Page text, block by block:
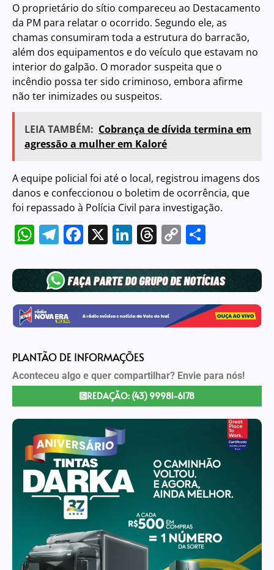
O proprietário do sítio compareceu ao Destacamento
da PM para relatar o ocorrido. Segundo ele, as
chamas consumiram toda a estrutura do barracão,
além dos equipamentos e do veículo que estavam no
interior do galpão. O morador suspeita que o
incêndio possa ter sido criminoso, embora afirme
não ter inimizades ou suspeitos.
LEIA TAMBÉM: Cobrança de dívida termina em
agressão a mulher em Kaloré
A equipe policial foi até o local, registrou imagens dos
danos e confeccionou o boletim de ocorrência, que
foi repassado à Polícia Civil para investigação.
WhatsApp
Telegram
Facebook
X LinkedIn
Threads
Copy
PLANTÃO DE INFORMAÇÕES
Aconteceu algo e quer compartilhar? Envie para nós!
REDAÇÃO: (43) 99981-6178